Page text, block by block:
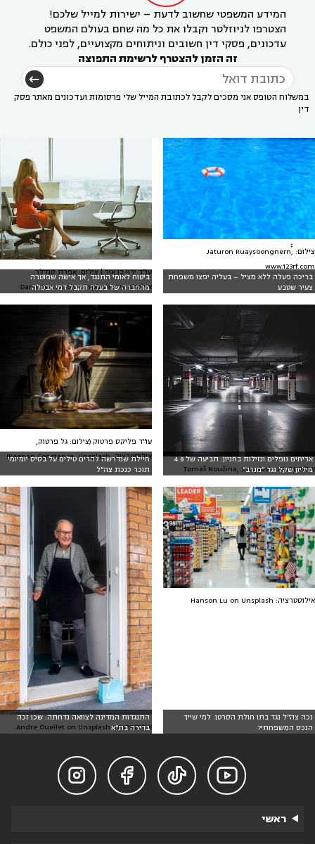
המידע המשפטי שחשוב לדעת – ישירות למייל שלכם!
הצטרפו לניוזלטר וקבלו את כל מה שחם בעולם המשפט
עדכונים, פסקי דין חשובים וניתוחים מקצועיים, לפני כולם.
זה הזמן להצטרף לרשימת התפוצה
במשלוח הטופס אני מסכים לקבל לכתובת המייל שלי פרסומות ועדכונים מאתר פסק
דין
בריכה פעלה ללא מציל – בעליה יפצו משפחת
צעיר שטבע
צילום: ๋๋Jaturon Ruaysoongnern,
www.123rf.com
ביטוח לאומי התנגד, אך אישה שפוטרה
מהחברה של בעלה תקבל דמי אבטלה
עו"ד ירון בן אור | צילום: אפרת סנדלר,
אילוסטרציה: Dane Deaner on Unsplash
אריחים נופלים ונזילות בחניון: תביעה של 4.8
מיליון שקל נגד ״מנרב״
אילוסטרציה: Tomáš Noužina, Unsplash
חיילת שנדרשה להרים טילים על בסיס יומיומי
תוכר כנכת צה"ל
עו"ד פליקס פרטוק (צילום: גל פרטוק,
אילוסטרציה: Keenan Constance, Unsplash)
נכה צה"ל נגד בתו חולת הסרטן: למי שייך
הנכס המשפחתי?
אילוסטרציה: Hanson Lu on Unsplash
התנגדות המדינה לצוואה נדחתה: שכן זכה
בדירה בת"א
אילוסטרציה: Andre Ouellet on Unsplash




ראשי